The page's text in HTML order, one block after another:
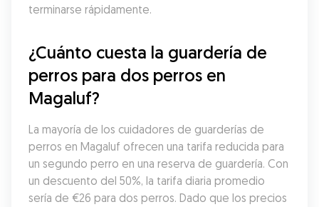
terminarse rápidamente.
¿Cuánto cuesta la guardería de
perros para dos perros en
Magaluf?
La mayoría de los cuidadores de guarderías de
perros en Magaluf ofrecen una tarifa reducida para
un segundo perro en una reserva de guardería. Con
un descuento del 50%, la tarifa diaria promedio
sería de €26 para dos perros. Dado que los precios